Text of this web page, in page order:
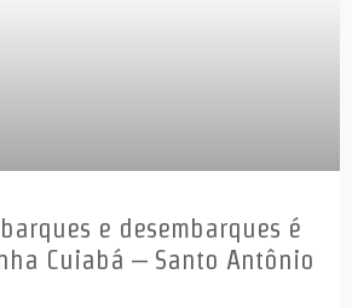
e desembarques é
Cuiabá – Santo Antônio